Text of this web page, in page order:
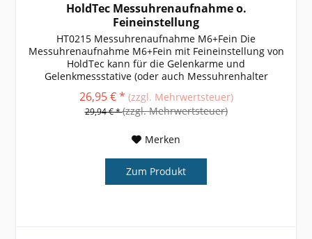
HoldTec Messuhrenaufnahme o.
Feineinstellung
HT0215 Messuhrenaufnahme M6+Fein Die
Messuhrenaufnahme M6+Fein mit Feineinstellung von
HoldTec kann für die Gelenkarme und
Gelenkmessstative (oder auch Messuhrenhalter
genannt) verwendet werden. weitere Größen,
Informationen und...
26,95 € * (zzgl. Mehrwertsteuer)
29,94 € *(zzgl. Mehrwertsteuer)
Merken
Zum Produkt